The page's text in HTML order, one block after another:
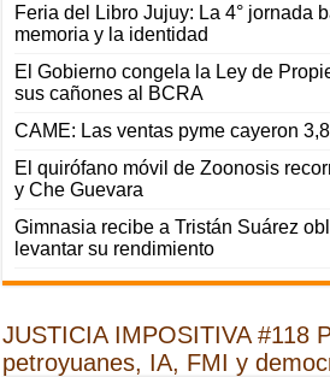
Feria del Libro Jujuy: La 4° jornada
memoria y la identidad
El Gobierno congela la Ley de
sus cañones al BCRA
CAME: Las ventas pyme cayeron
El quirófano móvil de Zoonosis
y Che Guevara
Gimnasia recibe a Tristán Suárez
levantar su rendimiento
JUSTICIA IMPOSITIVA #118
petroyuanes, IA, FMI y